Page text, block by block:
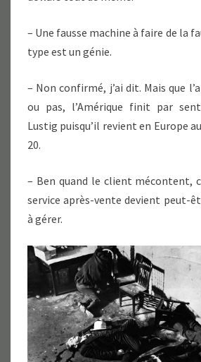
– Une fausse machine à faire de la
type est un génie.
– Non confirmé, j’ai dit. Mais que
ou pas, l’Amérique finit par
Lustig puisqu’il revient en Europe
20.
– Ben quand le client mécontent,
service après-vente devient peut-
à gérer.